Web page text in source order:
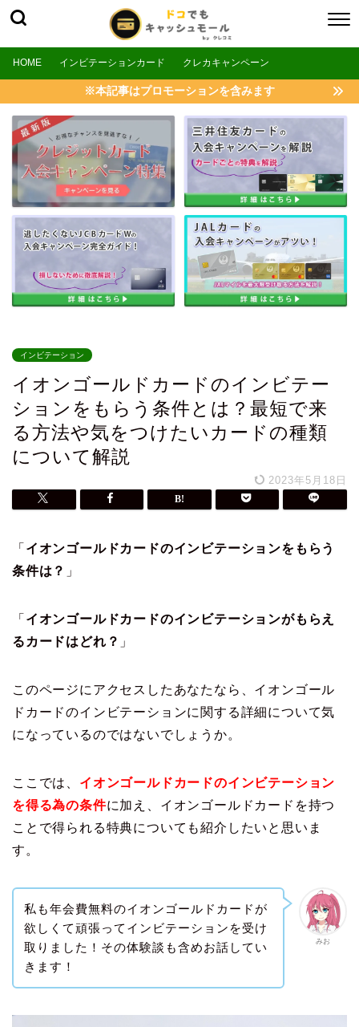
HOME インビテーションカード クレカキャンペーン
※本記事はプロモーションを含みます
インビテーション
イオンゴールドカードのインビテー
ションをもらう条件とは？最短で来
る方法や気をつけたいカードの種類
について解説
2023年5月18日
「 イオンゴールドカードのインビテーションをもらう
条件は？ 」
「 イオンゴールドカードのインビテーションがもらえ
るカードはどれ？ 」
このページにアクセスしたあなたなら、イオンゴール
ドカードのインビテーションに関する詳細について気
になっているのではないでしょうか。
ここでは、 イオンゴールドカードのインビテーション
を得る為の条件に加え、イオンゴールドカードを持つ
ことで得られる特典についても紹介したいと思いま
す。
みお
私も年会費無料のイオンゴールドカードが
欲しくて頑張ってインビテーションを受け
取りました！その体験談も含めお話してい
きます！